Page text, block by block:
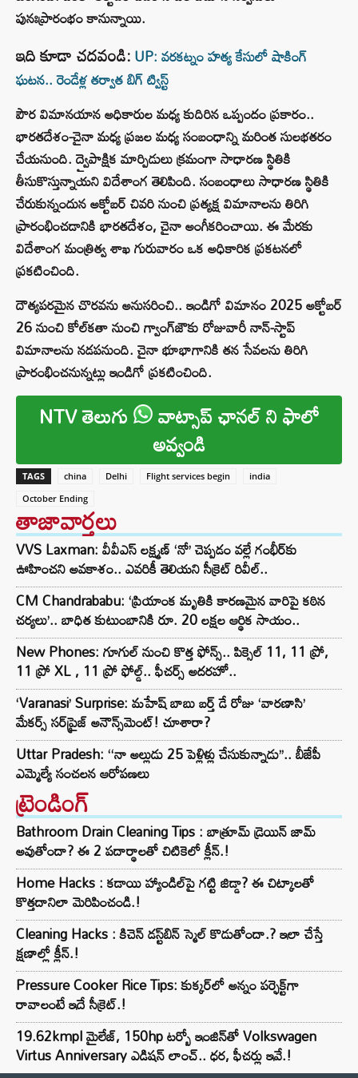
పునఃప్రారంభం కానున్నాయి.
ఇది కూడా చదవండి:UP: వరకట్నం హత్య కేసులో షాకింగ్
ఘటన.. రెండేళ్ల తర్వాత బిగ్ ట్విస్ట్
పౌర విమానయాన అధికారుల మధ్య కుదిరిన ఒప్పందం ప్రకారం..
భారతదేశం-చైనా మధ్య ప్రజల మధ్య సంబంధాన్ని మరింత సులభతరం
చేయనుంది. ద్వైపాక్షిక మార్పిడులు క్రమంగా సాధారణ స్థితికి
తీసుకొస్తున్నాయని విదేశాంగ తెలిపింది. సంబంధాలు సాధారణ స్థితికి
చేరుకున్నందున అక్టోబర్ చివరి నుంచి ప్రత్యక్ష విమానాలను తిరిగి
ప్రారంభించడానికి భారతదేశం, చైనా అంగీకరించాయి. ఈ మేరకు
విదేశాంగ మంత్రిత్వ శాఖ గురువారం ఒక అధికారిక ప్రకటనలో
ప్రకటించింది.
దౌత్యపరమైన చొరవను అనుసరించి.. ఇండిగో విమానం 2025 అక్టోబర్
26 నుంచి కోల్‌కతా నుంచి గ్వాంగ్‌జౌకు రోజువారీ నాన్-స్టాప్
విమానాలను నడపనుంది. చైనా భూభాగానికి తన సేవలను తిరిగి
ప్రారంభించనున్నట్లు ఇండిగో ప్రకటించింది.
NTV తెలుగు వాట్సాప్ ఛానల్ ని ఫాలో
అవ్వండి
TAGS china Delhi Flight services begin
india
October Ending
తాజావార్తలు
VVS Laxman: వీవీఎస్ లక్ష్మణ్ ‘నో’ చెప్పడం వల్లే గంభీర్‌కు
ఊహించని అవకాశం.. ఎవరికీ తెలియని సీక్రెట్ రివీల్..
CM Chandrababu: ‘ప్రియాంక మృతికి కారణమైన వారిపై కఠిన
చర్యలు’.. బాధిత కుటుంబానికి రూ. 20 లక్షల ఆర్థిక సాయం..
New Phones: గూగుల్ నుంచి కొత్త ఫోన్స్.. పిక్సెల్ 11, 11 ప్రో,
11 ప్రో XL , 11 ప్రో ఫోల్డ్.. ఫీచర్స్ అదరహో..
‘Varanasi’ Surprise: మహేష్ బాబు బర్త్ డే రోజు ‘వారణాసి’
మేకర్స్ సర్‌ప్రైజ్ అనౌన్స్‌మెంట్! చూశారా?
Uttar Pradesh: ‘‘నా అల్లుడు 25 పెళ్లిళ్లు చేసుకున్నాడు’’.. బీజేపీ
ఎమ్మెల్యే సంచలన ఆరోపణలు
ట్రెండింగ్‌
Bathroom Drain Cleaning Tips : బాత్రూమ్ డ్రెయిన్ జామ్
అవుతోందా? ఈ 2 పదార్థాలతో చిటికెలో క్లీన్.!
Home Hacks : కడాయి హ్యాండిల్‌పై గట్టి జిడ్డా? ఈ చిట్కాలతో
కొత్తదానిలా మెరిపించండి.!
Cleaning Hacks : కిచెన్ డస్ట్‌బిన్ స్మెల్ కొడుతోందా.? ఇలా చేస్తే
క్షణాల్లో క్లీన్.!
Pressure Cooker Rice Tips: కుక్కర్‌లో అన్నం పర్ఫెక్ట్‌గా
రావాలంటే ఇదే సీక్రెట్.!
19.62kmpl మైలేజ్, 150hp టర్బో ఇంజిన్‌తో Volkswagen
Virtus Anniversary ఎడిషన్ లాంచ్.. ధర, ఫీచర్లు ఇవే.!